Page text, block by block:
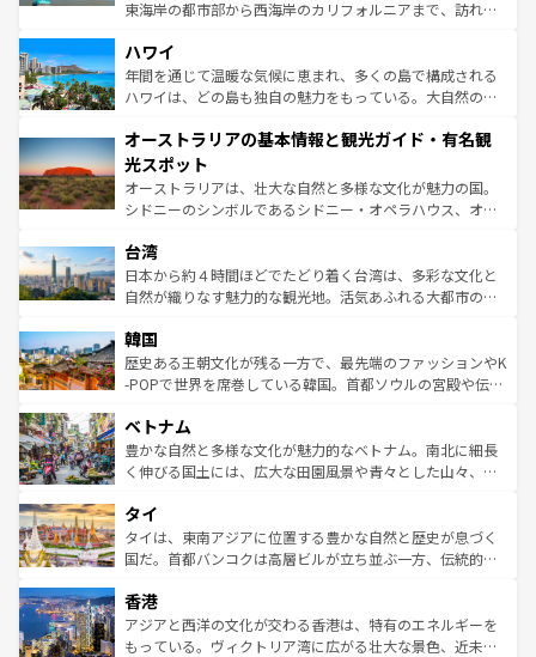
者向けの交通パス提供のサービスもあり、うまく活用すれ
着のスイス情報は
東海岸の都市部から西海岸のカリフォルニアまで、訪れる
のような巨大都市は、観光、ショッピング、エンターテイ
ンメントが詰まった刺激的なスポットだ。一方、アメリカ
西部には大自然が広がり、グランドキャニオンやイエロー
部のニューオーリンズでは、音楽と美食が融合した独特の
文化が魅力。旅行者はアメリカの各地域で異なる魅力を楽
しみながら、その多様性と豊かな歴史を感じることができ
るだろう。車でのロードトリップや列車の旅も、アメリカ
情報は
ハワイ
年間を通じて温暖な気候に恵まれ、多くの島で構成される
ハワイは、どの島も独自の魅力をもっている。大自然の神
ワイ島は見逃せない。また、定番の観光地といえばオアフ
島だが、静かな自然を求めるならマウイ島やカウアイ島が
おすすめ。エメラルドグリーンに輝く海をはじめ、豊かな
文化や歴史が息づいている。「アロハスピリット」と呼ば
人々、おいしいローカルフードやハワイアンミュージッ
ク、伝統的なフラダンスなど、すべてがハワイの魅力を彩
っている。訪れるたびに新しい発見と感動が待っているハ
はコンテンツ一覧
オーストラリアの基本情報と観光ガイド・有名観
光スポット
オーストラリアは、壮大な自然と多様な文化が魅力の国。
シドニーのシンボルであるシドニー・オペラハウス、オー
リアリーフや大陸中央部にそびえるウルル（エアーズロッ
ク）、タスマニアの美しい原生林やケアンズの熱帯雨林な
ど、見どころがたくさん。また、カフェやワイン、オージ
いる。アクティビティも充実しており、サーフィンやダイ
ビング、ハイキングなど、アウトドア好きにはたまらな
い。オーストラリアの多彩な魅力を存分に味わいつくそ
参照してほしい。
台湾
日本から約４時間ほどでたどり着く台湾は、多彩な文化と
自然が織りなす魅力的な観光地。活気あふれる大都市の台
ン）、静ひつな山岳地帯である台湾東部など、都市の喧騒
と山間の静けさが共存しており、訪れる人に新しい発見と
驚きをもたらしてくれる。また、奥深い台湾の食文化も魅
容にもいいと評判のスイーツなど、バラエティ豊かな料理
が味わえる。 なお、新着の台湾情報は コンテンツ一覧を参
照してほしい。
韓国
歴史ある王朝文化が残る一方で、最先端のファッションやK
-POPで世界を席巻している韓国。首都ソウルの宮殿や伝統
き、地方に足を延ばせば四季折々の自然美を楽しむことが
できる。そして、キムチや焼肉、絶品のストリートフード
まで、さまざまな韓国料理が待っている。夜には、韓国な
リティに包まれながら、韓国の多彩な魅力を心ゆくまで味
わってみてほしい。 なお、新着の韓国情報はコンテンツ一
覧を参照してほしい。
ベトナム
豊かな自然と多様な文化が魅力的なベトナム。南北に細長
く伸びる国土には、広大な田園風景や青々とした山々、世
急速な発展と共に伝統が息づく。ハノイの古い町並みやホ
ーチミン市のフランス統治時代の建物も、独特の雰囲気を
醸し出している。また、バラエティの豊かさとおいしさで
とつ。フォーやバインミー、ベトナムコーヒーなどは、ぜ
ひ現地で味わいたい。どの地域を訪れてもあたたかい人々
が旅行者を迎えてくれるので、きっと忘れられない旅にな
タイ
タイは、東南アジアに位置する豊かな自然と歴史が息づく
国だ。首都バンコクは高層ビルが立ち並ぶ一方、伝統的な
の活気が交差している。北部ではチェンマイなどの山岳地
帯で自然と触れ合い、南部ではプーケットやクラビの美し
いビーチでリゾート気分を楽しむことができる。タイ料理
香港
アジアと西洋の文化が交わる香港は、特有のエネルギーを
もっている。ヴィクトリア湾に広がる壮大な景色、近未来